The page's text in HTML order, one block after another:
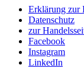
Erklärung zur
Datenschutz
zur
Facebook
Instagram
LinkedIn